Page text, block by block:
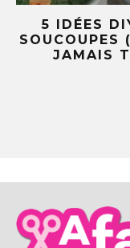
5 IDÉES
SOUCOUPES
JAMAIS